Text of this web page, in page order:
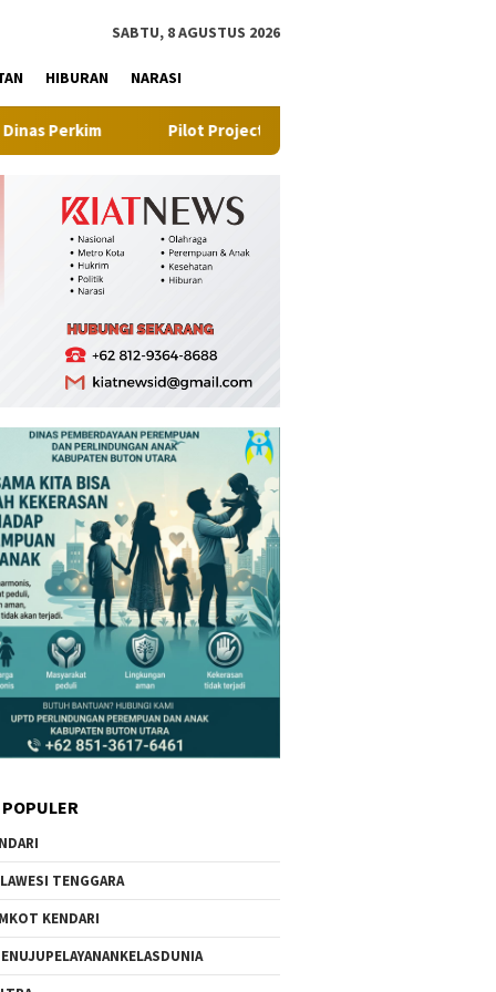
SABTU, 8 AGUSTUS 2026
HIBURAN NARASI
Pilot Project, Kementerian ATR/BPN Uji Coba Layanan
TENGGARA
KENDARI